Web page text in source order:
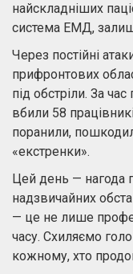
найскладніших
система ЕМД,
Через постійні
прифронтових
під обстріли. За
вбили 58
поранили,
«екстренки».
Цей день — нагода
надзвичайних
— це не лише
часу. Схиляємо
кожному, хто